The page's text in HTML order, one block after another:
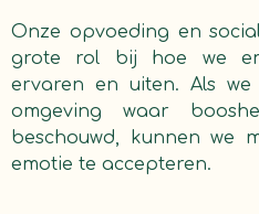
Onze opvoeding en
grote rol bij hoe we
ervaren en uiten. Als
omgeving waar
beschouwd, kunnen we
emotie te accepteren.